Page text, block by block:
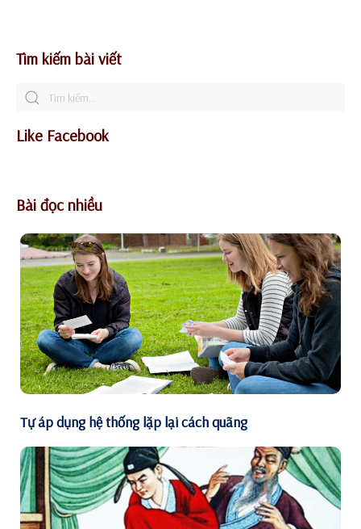
Tìm kiếm bài viết
Like Facebook
Bài đọc nhiều
Tự áp dụng hệ thống lặp lại cách quãng